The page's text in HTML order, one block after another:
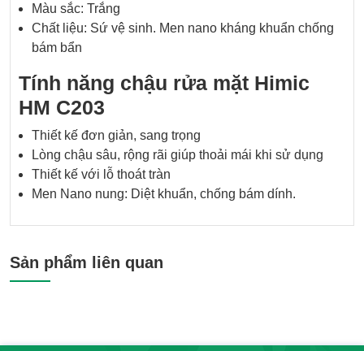
Màu sắc: Trắng
Chất liệu: Sứ vệ sinh. Men nano kháng khuẩn chống
bám bẩn
Tính năng chậu rửa mặt Himic
HM C203
Thiết kế đơn giản, sang trọng
Lòng chậu sâu, rộng rãi giúp thoải mái khi sử dụng
Thiết kế với lỗ thoát tràn
Men Nano nung: Diệt khuẩn, chống bám dính.
Sản phẩm liên quan